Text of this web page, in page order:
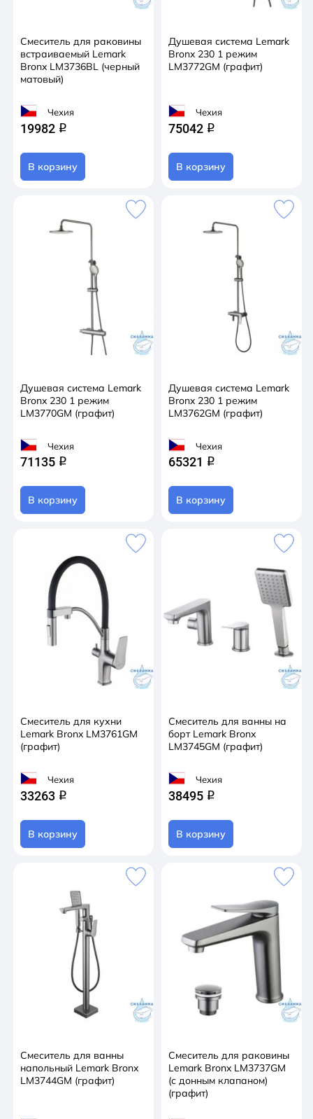
Смеситель для раковины
встраиваемый Lemark
Bronx LM3736BL (черный
матовый)
Чехия
19982 q
В корзину
Душевая система Lemark
Bronx 230 1 режим
LM3772GM (графит)
Чехия
75042 q
В корзину
Душевая система Lemark
Bronx 230 1 режим
LM3770GM (графит)
Чехия
71135 q
В корзину
Душевая система Lemark
Bronx 230 1 режим
LM3762GM (графит)
Чехия
65321 q
В корзину
Смеситель для кухни
Lemark Bronx LM3761GM
(графит)
Чехия
33263 q
В корзину
Смеситель для ванны на
борт Lemark Bronx
LM3745GM (графит)
Чехия
38495 q
В корзину
Смеситель для ванны
напольный Lemark Bronx
LM3744GM (графит)
Смеситель для раковины
Lemark Bronx LM3737GM
(с донным клапаном)
(графит)